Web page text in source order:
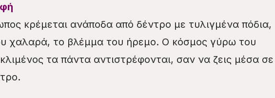
κρέμεται ανάποδα από δέντρο με τυλιγμένα πόδια,
χαλαρά, το βλέμμα του ήρεμο. Ο κόσμος γύρω του
τα πάντα αντιστρέφονται, σαν να ζεις μέσα σε